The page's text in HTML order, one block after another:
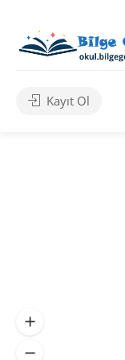
Kayıt Ol